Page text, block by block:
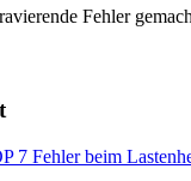
Fehler